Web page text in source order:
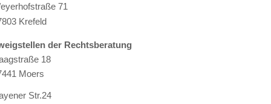
71
Krefeld
der Rechtsberatung
18
Moers
Str.24